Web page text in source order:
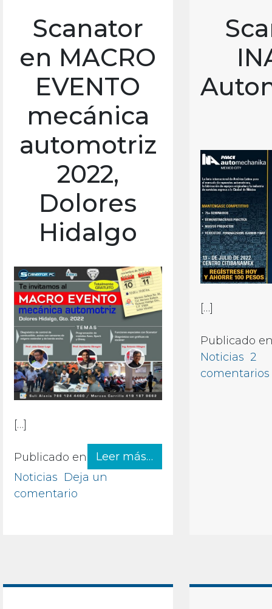
Scanator
en MACRO
EVENTO
mecánica
automotriz
2022,
Dolores
Hidalgo
[…]
Leer más…
Publicado en
Noticias Deja un
comentarioen Scanator en MACRO EVENTO
[…]
Publicado
Noticias 2
comentarios